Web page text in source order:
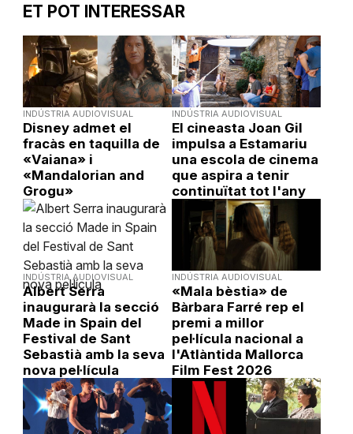
ET POT INTERESSAR
INDÚSTRIA AUDIOVISUAL
Disney admet el
fracàs en taquilla de
«Vaiana» i
«Mandalorian and
Grogu»
INDÚSTRIA AUDIOVISUAL
El cineasta Joan Gil
impulsa a Estamariu
una escola de cinema
que aspira a tenir
continuïtat tot l'any
INDÚSTRIA AUDIOVISUAL
Albert Serra
inaugurarà la secció
Made in Spain del
Festival de Sant
Sebastià amb la seva
nova pel·lícula
INDÚSTRIA AUDIOVISUAL
«Mala bèstia» de
Bàrbara Farré rep el
premi a millor
pel·lícula nacional a
l'Atlàntida Mallorca
Film Fest 2026